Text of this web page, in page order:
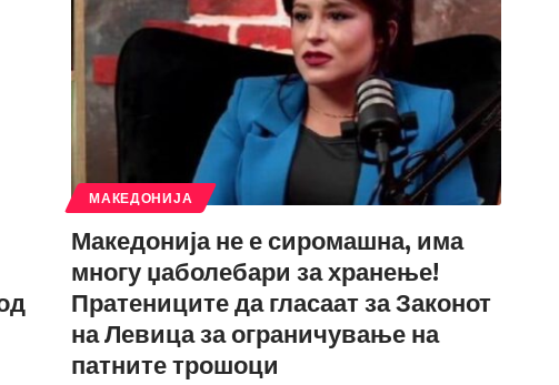
МАКЕДОНИЈА
Македонија не е сиромашна, има
многу џаболебари за хранење!
Пратениците да гласаат за Законот
на Левица за ограничување на
патните трошоци